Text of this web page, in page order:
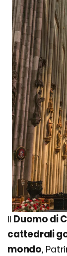
Il Duomo di
cattedrali
mondo,